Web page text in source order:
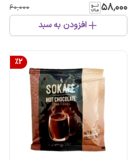
۵۸٬۰۰۰ ۶۰٬۰۰۰
افزودن به سبد
%2